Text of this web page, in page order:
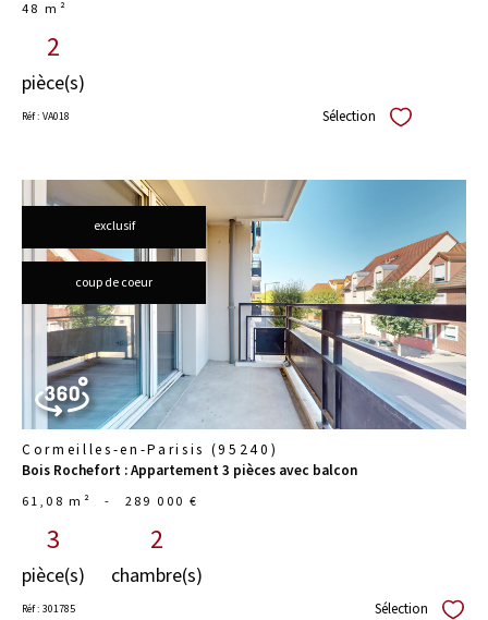
48 m²
2
pièce(s)
Réf : VA018 Sélection Sélectionner
exclusif
coup de coeur voir le
bien
Cormeilles-en-Parisis (95240)
Bois Rochefort : Appartement 3 pièces avec balcon
61,08 m² - 289 000 €
3
pièce(s)
2
chambre(s)
Réf : 301785 Sélection